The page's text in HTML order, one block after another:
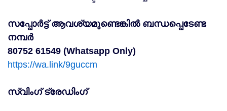
സപ്പോർട്ട് ആവശ്യമുണ്ടെങ്കിൽ ബന്ധപ്പെടേണ്ട
നമ്പർ
80752 61549 (Whatsapp Only)
https://wa.link/9guccm
സ്വിംഗ് ട്രേഡിംഗ്